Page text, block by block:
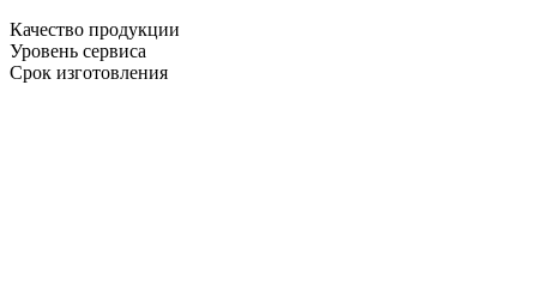
Качество продукции
Уровень сервиса
Срок изготовления